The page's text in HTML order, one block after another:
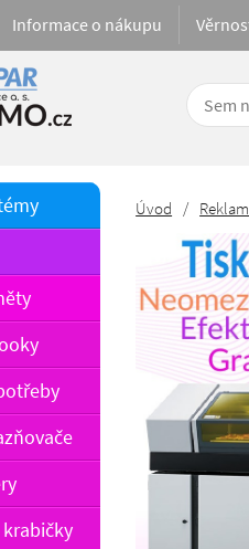
Informace o nákupu
krabičky
Úvod /
Nejlevnější
PRIOLA